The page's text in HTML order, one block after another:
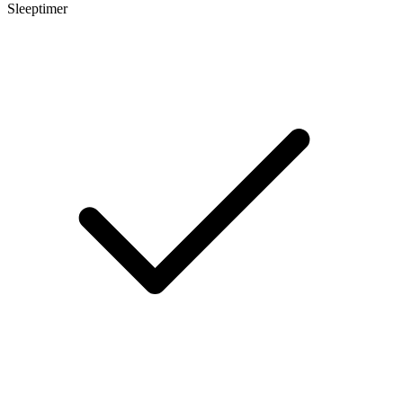
Sleeptimer